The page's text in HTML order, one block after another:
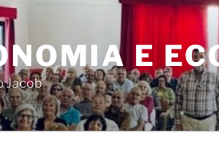
E
Jacob